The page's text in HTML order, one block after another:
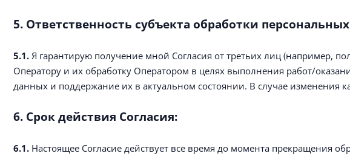
5. Ответственность субъекта обработки
5.1. Я гарантирую получение мной Согласия от третьих лиц (например,
Оператору и их обработку Оператором в целях выполнения работ/
данных и поддержание их в актуальном состоянии. В случае изменения
6. Срок действия Согласия:
6.1. Настоящее Согласие действует все время до момента прекращения